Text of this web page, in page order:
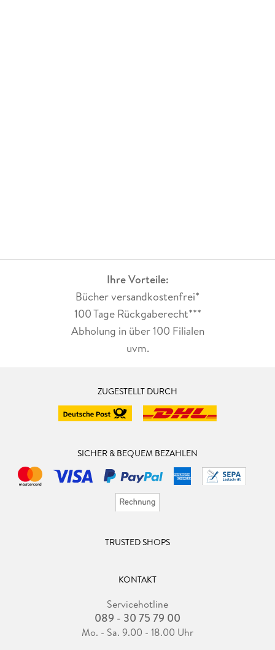
Ihre Vorteile:
Bücher versandkostenfrei*
100 Tage Rückgaberecht***
Abholung in über 100 Filialen
uvm.
ZUGESTELLT DURCH
SICHER & BEQUEM BEZAHLEN
TRUSTED SHOPS
KONTAKT
Servicehotline
089 - 30 75 79 00
Mo. - Sa. 9.00 - 18.00 Uhr